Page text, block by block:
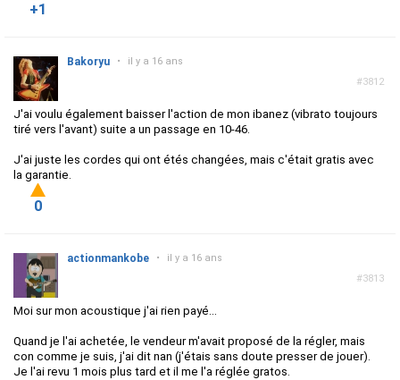
+1
#3812
Bakoryu • il y a 16 ans
J'ai voulu également baisser l'action de mon ibanez (vibrato toujours
tiré vers l'avant) suite a un passage en 10-46.
J'ai juste les cordes qui ont étés changées, mais c'était gratis avec
la garantie.
0
#3813
actionmankobe • il y a 16 ans
Moi sur mon acoustique j'ai rien payé...
Quand je l'ai achetée, le vendeur m'avait proposé de la régler, mais
con comme je suis, j'ai dit nan (j'étais sans doute presser de jouer).
Je l'ai revu 1 mois plus tard et il me l'a réglée gratos.